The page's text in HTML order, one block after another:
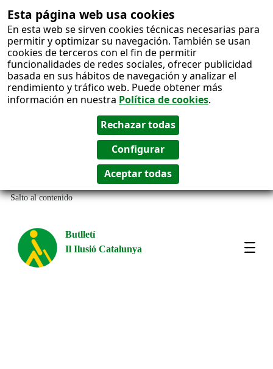
Esta página web usa cookies
En esta web se sirven cookies técnicas necesarias para
permitir y optimizar su navegación. También se usan
cookies de terceros con el fin de permitir
funcionalidades de redes sociales, ofrecer publicidad
basada en sus hábitos de navegación y analizar el
rendimiento y tráfico web. Puede obtener más
información en nuestra Política de cookies.
Salto al contenido
Butlletí
Il Ilusió Catalunya